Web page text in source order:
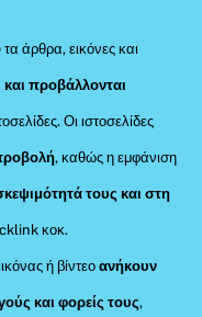
άρθρα, εικόνες και
και προβάλλονται
Οι ιστοσελίδες
, καθώς η εμφάνιση
τους και στη
κοκ.
ή βίντεοανήκουν
και φορείς τους,